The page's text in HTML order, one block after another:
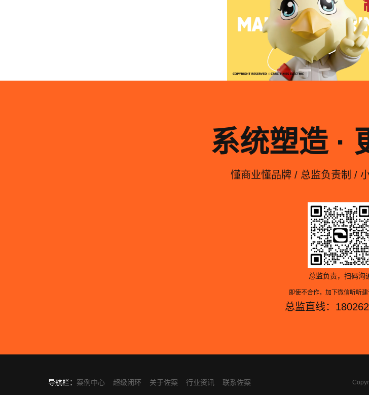
系统塑造 ·
懂商业懂品牌 / 总监负责制 /
总监负责，扫码沟
即使不合作，加下微信听听
总监直线：
导航栏： 案例中心 超级闭环 关于佐案 行业资讯 联系佐案